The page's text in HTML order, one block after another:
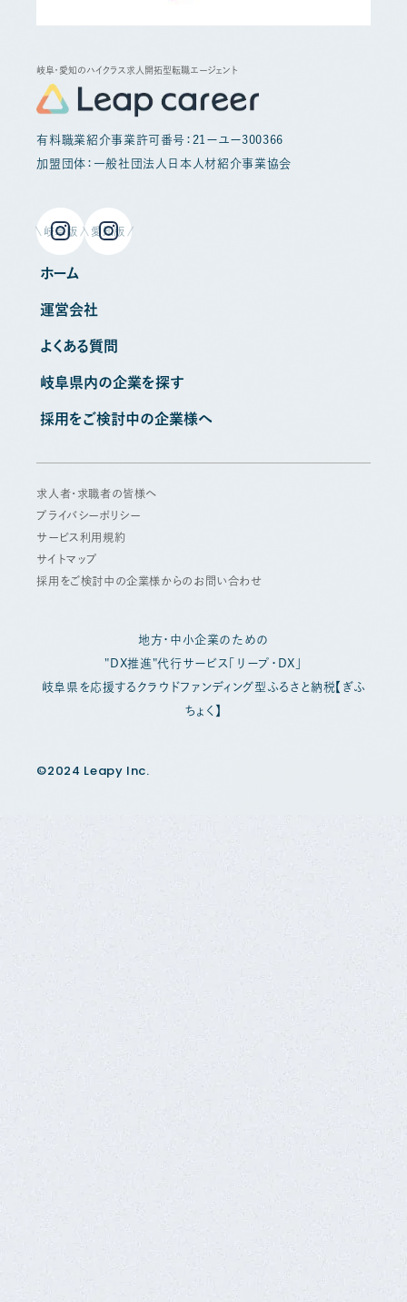
岐阜・愛知のハイクラス求人開拓型転職エージェント
有料職業紹介事業許可番号：21ーユー300366
加盟団体：一般社団法人日本人材紹介事業協会
岐阜版 愛知版
ホーム
運営会社
よくある質問
岐阜県内の企業を探す
採用をご検討中の企業様へ
求人者・求職者の皆様へ
プライバシーポリシー
サービス利用規約
サイトマップ
採用をご検討中の企業様からのお問い合わせ
地方・中小企業のための
"DX推進"代行サービス「リープ・DX」
岐阜県を応援するクラウドファンディング型ふるさと納税【ぎふ
ちょく】
©2024 Leapy Inc.